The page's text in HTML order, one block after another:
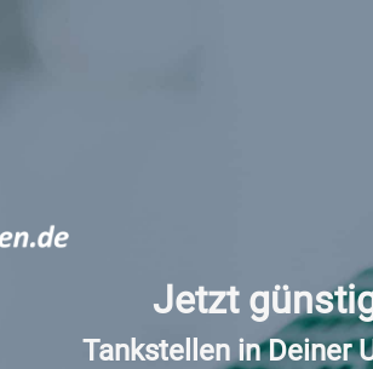
Jetzt
Tankstellen in Deiner